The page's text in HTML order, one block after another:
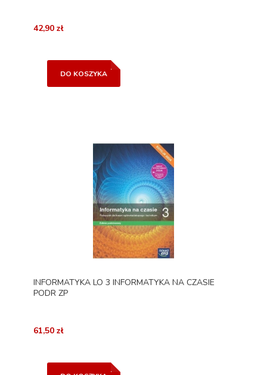
42,90 zł
DO KOSZYKA
INFORMATYKA LO 3 INFORMATYKA NA CZASIE
PODR ZP
61,50 zł